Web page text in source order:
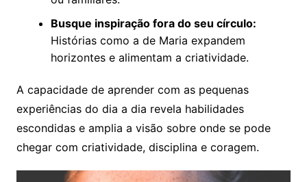
Busque inspiração fora do seu círculo:
Histórias como a de Maria expandem
horizontes e alimentam a criatividade.
A capacidade de aprender com as pequenas
experiências do dia a dia revela habilidades
escondidas e amplia a visão sobre onde se pode
chegar com criatividade, disciplina e coragem.